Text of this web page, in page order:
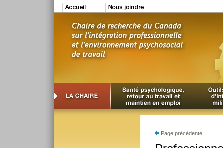
Page précédente